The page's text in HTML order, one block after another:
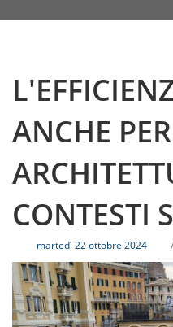
ANCHE
CONTESTI
martedì 22 ottobre 2024